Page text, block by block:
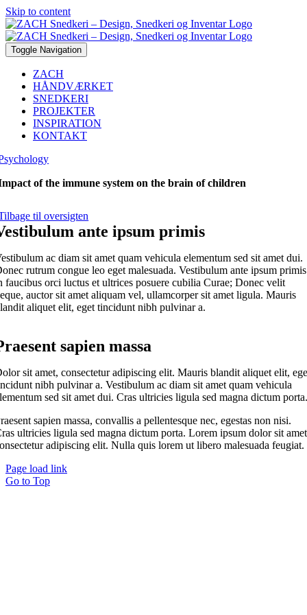
Skip to content
Toggle Navigation
ZACH
HÅNDVÆRKET
SNEDKERI
PROJEKTER
INSPIRATION
KONTAKT
of the immune system on the brain of children
til oversigten
ante ipsum primis
ac diam sit amet quam vehicula elementum sed sit amet dui.
rutrum congue leo eget malesuada. Vestibulum ante ipsum primis
faucibus orci luctus et ultrices posuere cubilia Curae; Donec velit
auctor sit amet aliquam vel, ullamcorper sit amet ligula. Mauris
aliquet elit, eget tincidunt nibh pulvinar a.
sapien massa
sit amet, consectetur adipiscing elit. Mauris blandit aliquet elit,
nibh pulvinar a. Vestibulum ac diam sit amet quam vehicula
sed sit amet dui. Cras ultricies ligula sed magna dictum
sapien massa, convallis a pellentesque nec, egestas non nisi.
ultricies ligula sed magna dictum porta. Lorem ipsum dolor sit
adipiscing elit. Nulla quis lorem ut libero malesuada feugiat.
Page load link
Go to Top